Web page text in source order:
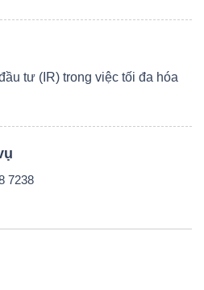
tư (IR) trong việc tối đa hóa
7238